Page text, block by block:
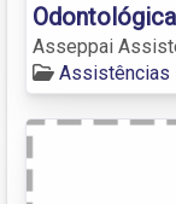
Odontológica
Asseppai
Assistências